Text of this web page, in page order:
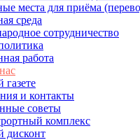
места для приёма
среда
сотрудничество
работа
и контакты
советы
комплекс
дисконт